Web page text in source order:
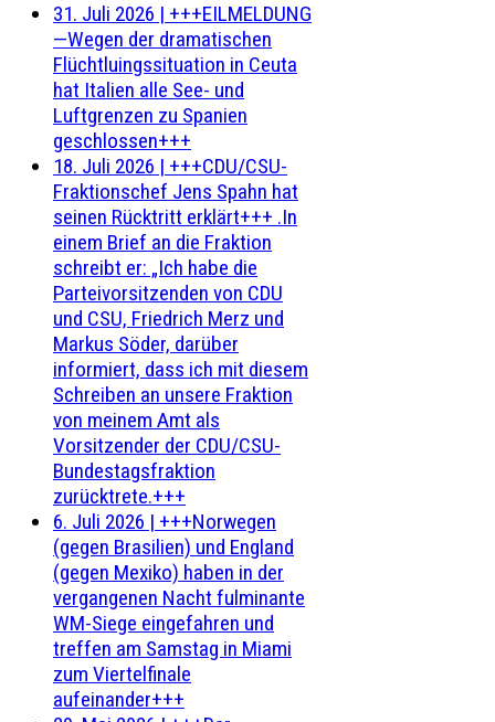
31. Juli 2026 | +++EILMELDUNG
—Wegen der dramatischen
Flüchtluingssituation in Ceuta
hat Italien alle See- und
Luftgrenzen zu Spanien
geschlossen+++
18. Juli 2026 | +++CDU/CSU-
Fraktionschef Jens Spahn hat
seinen Rücktritt erklärt+++ .In
einem Brief an die Fraktion
schreibt er: „Ich habe die
Parteivorsitzenden von CDU
und CSU, Friedrich Merz und
Markus Söder, darüber
informiert, dass ich mit diesem
Schreiben an unsere Fraktion
von meinem Amt als
Vorsitzender der CDU/CSU-
Bundestagsfraktion
zurücktrete.+++
6. Juli 2026 | +++Norwegen
(gegen Brasilien) und England
(gegen Mexiko) haben in der
vergangenen Nacht fulminante
WM-Siege eingefahren und
treffen am Samstag in Miami
zum Viertelfinale
aufeinander+++